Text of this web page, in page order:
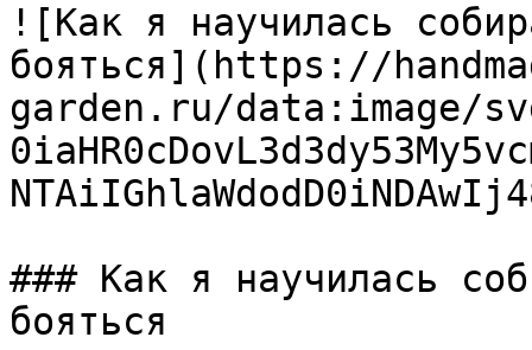
![Как я научилась
бояться](https://
garden.ru/data:image/
### Как я научилась
бояться